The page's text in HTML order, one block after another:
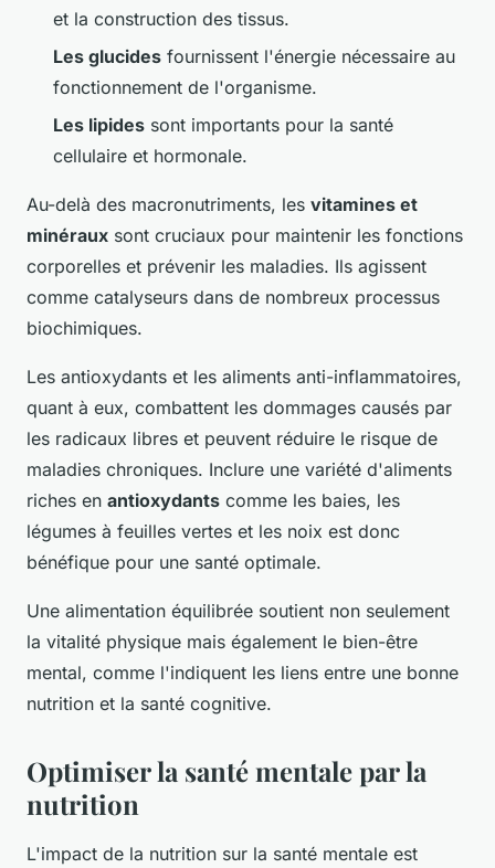
et la construction des tissus.
Les glucides fournissent l'énergie nécessaire au
fonctionnement de l'organisme.
Les lipides sont importants pour la santé
cellulaire et hormonale.
Au-delà des macronutriments, les vitamines et
minéraux sont cruciaux pour maintenir les fonctions
corporelles et prévenir les maladies. Ils agissent
comme catalyseurs dans de nombreux processus
biochimiques.
Les antioxydants et les aliments anti-inflammatoires,
quant à eux, combattent les dommages causés par
les radicaux libres et peuvent réduire le risque de
maladies chroniques. Inclure une variété d'aliments
riches en antioxydants comme les baies, les
légumes à feuilles vertes et les noix est donc
bénéfique pour une santé optimale.
Une alimentation équilibrée soutient non seulement
la vitalité physique mais également le bien-être
mental, comme l'indiquent les liens entre une bonne
nutrition et la santé cognitive.
Optimiser la santé mentale par la
nutrition
L'impact de la nutrition sur la santé mentale est